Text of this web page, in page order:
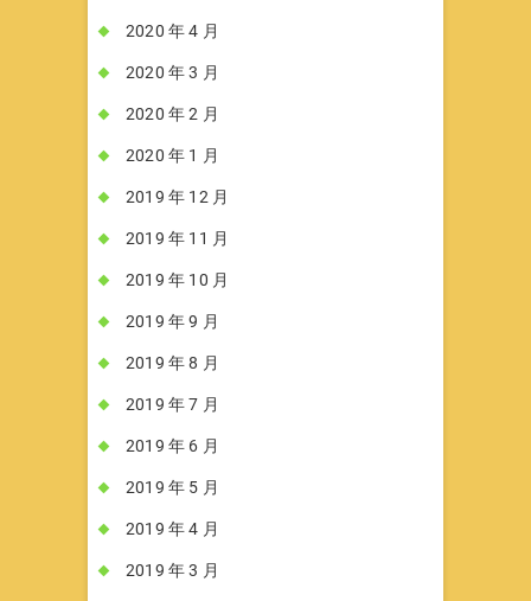
2020 年 4 月
2020 年 3 月
2020 年 2 月
2020 年 1 月
2019 年 12 月
2019 年 11 月
2019 年 10 月
2019 年 9 月
2019 年 8 月
2019 年 7 月
2019 年 6 月
2019 年 5 月
2019 年 4 月
2019 年 3 月